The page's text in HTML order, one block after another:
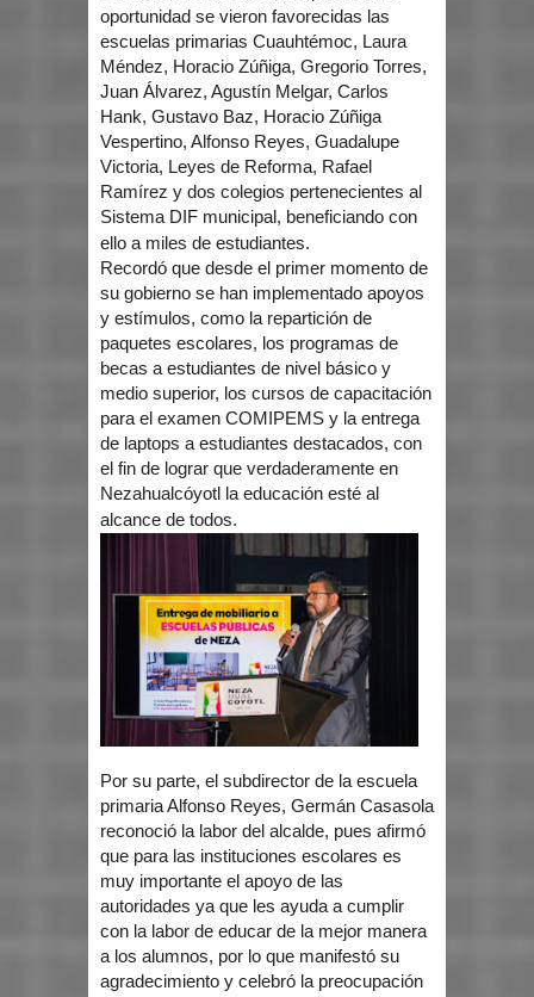
oportunidad se vieron favorecidas las
escuelas primarias Cuauhtémoc, Laura
Méndez, Horacio Zúñiga, Gregorio Torres,
Juan Álvarez, Agustín Melgar, Carlos
Hank, Gustavo Baz, Horacio Zúñiga
Vespertino, Alfonso Reyes, Guadalupe
Victoria, Leyes de Reforma, Rafael
Ramírez y dos colegios pertenecientes al
Sistema DIF municipal, beneficiando con
ello a miles de estudiantes.
Recordó que desde el primer momento de
su gobierno se han implementado apoyos
y estímulos, como la repartición de
paquetes escolares, los programas de
becas a estudiantes de nivel básico y
medio superior, los cursos de capacitación
para el examen COMIPEMS y la entrega
de laptops a estudiantes destacados, con
el fin de lograr que verdaderamente en
Nezahualcóyotl la educación esté al
alcance de todos.
Por su parte, el subdirector de la escuela
primaria Alfonso Reyes, Germán Casasola
reconoció la labor del alcalde, pues afirmó
que para las instituciones escolares es
muy importante el apoyo de las
autoridades ya que les ayuda a cumplir
con la labor de educar de la mejor manera
a los alumnos, por lo que manifestó su
agradecimiento y celebró la preocupación